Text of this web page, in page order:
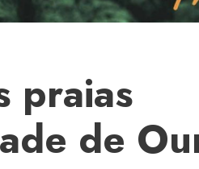
praias
de